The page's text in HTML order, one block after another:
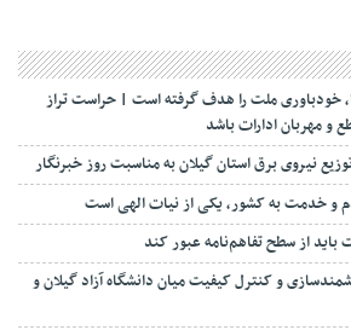
خودباوری ملت را هدف گرفته است | حراست تراز
و مهربان ادارات باشد
نیروی برق استان گیلان به مناسبت روز خبرنگار
و خدمت به کشور، یکی از نیات الهی است
باید از سطح تفاهم‌نامه عبور کند
و کنترل کیفیت میان دانشگاه آزاد گیلان و